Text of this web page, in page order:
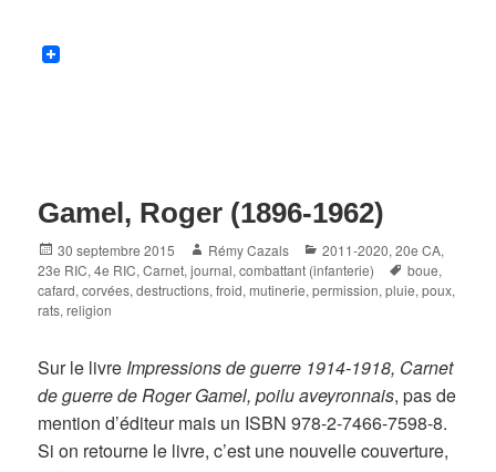
Gamel, Roger (1896-1962)
Posted
on
30 septembre 2015 Author
Rémy Cazals Categories
2011-2020,20e CA,
23e RIC,4e RIC,Carnet, journal,combattant (infanterie) Tags
boue,
cafard,corvées,destructions,froid,mutinerie,permission,pluie,poux,
rats,religion
Sur le livre Impressions de guerre 1914-1918, Carnet
de guerre de Roger Gamel, poilu aveyronnais, pas de
mention d’éditeur mais un ISBN 978-2-7466-7598-8.
Si on retourne le livre, c’est une nouvelle couverture,